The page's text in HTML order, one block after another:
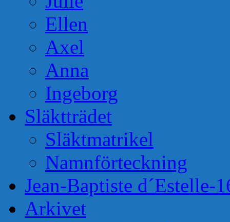
Ellen
Axel
Anna
Ingeborg
Släktträdet
Släktmatrikel
Namnförteckning
Jean-Baptiste d´Estelle-
Arkivet